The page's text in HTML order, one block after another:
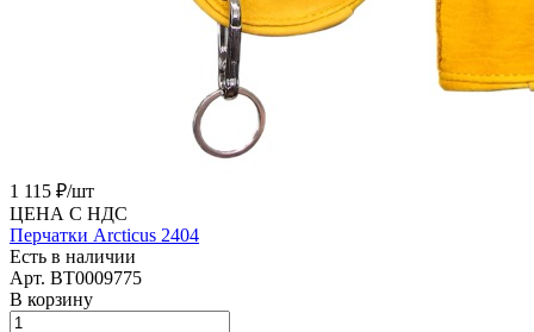
1 115 ₽/шт
ЦЕНА С НДС
Перчатки Arcticus 2404
Есть в наличии
Арт. BT0009775
В корзину